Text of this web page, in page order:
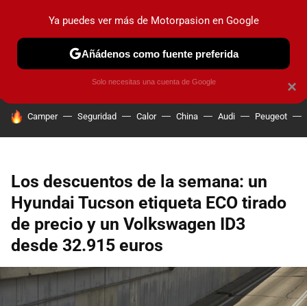
PRUEBAS COCHES ELÉCTRICOS OBSERVATORIO
HOY SE HABLA DE
Camper Seguridad Calor China Audi Peugeot
Los descuentos de la semana: un
Hyundai Tucson etiqueta ECO tirado
de precio y un Volkswagen ID3
desde 32.915 euros
×
Ya puedes ver más de Motorpasion en Google
Añádenos como fuente preferida
Solo necesitas una cuenta de Google